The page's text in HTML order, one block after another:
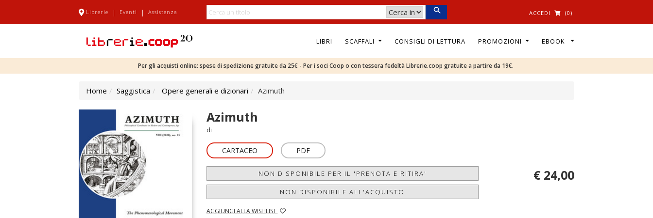
Librerie | Eventi | Assistenza ACCEDI (0)
LIBRI SCAFFALI CONSIGLI DI LETTURA PROMOZIONI EBOOK
Per gli acquisti online: spese di spedizione gratuite da 25€ - Per i soci Coop o con tessera fedeltà Librerie.coop gratuite a partire da 19€.
Home Saggistica Opere generali e dizionari Azimuth
Azimuth
di
CARTACEO PDF
NON DISPONIBILE PER IL 'PRENOTA E RITIRA'
NON DISPONIBILE ALL'ACQUISTO
AGGIUNGI ALLA WISHLIST
€ 24,00